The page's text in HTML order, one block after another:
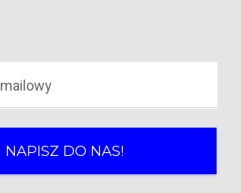
NAPISZ DO NAS!